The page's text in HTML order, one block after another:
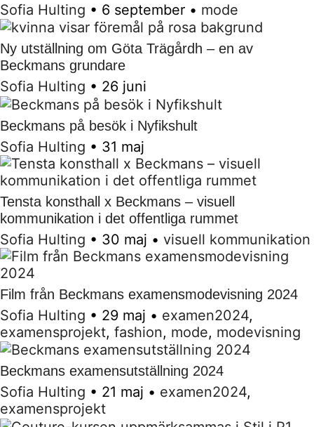
Sofia Hulting • 6 september • mode
Ny utställning om Göta Trägårdh – en av
Beckmans grundare
Sofia Hulting • 26 juni
Beckmans på besök i Nyfikshult
Sofia Hulting • 31 maj
Tensta konsthall x Beckmans – visuell
kommunikation i det offentliga rummet
Sofia Hulting • 30 maj • visuell kommunikation
Film från Beckmans examensmodevisning 2024
Sofia Hulting • 29 maj • examen2024,
examensprojekt, fashion, mode, modevisning
Beckmans examensutställning 2024
Sofia Hulting • 21 maj • examen2024,
examensprojekt